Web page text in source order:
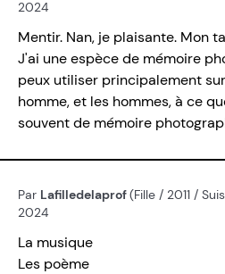
2024
Mentir. Nan, je plaisante. Mon
J'ai une espèce de mémoire
peux utiliser principalement
homme, et les hommes, à ce
souvent de mémoire
Par Lafilledelaprof(Fille / 2011 /
2024
La musique
Les poème